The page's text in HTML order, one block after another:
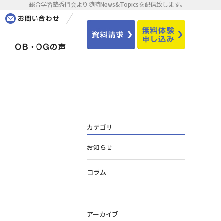
総合学習塾秀門会より随時News&Topicsを配信致します。
カテゴリ
お知らせ
コラム
アーカイブ